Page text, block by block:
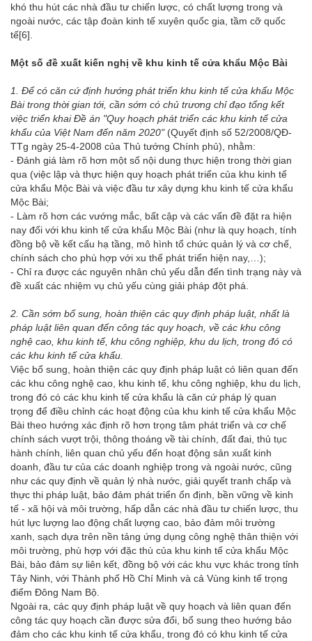
khó thu hút các nhà đầu tư chiến lược, có chất lượng trong và
ngoài nước, các tập đoàn kinh tế xuyên quốc gia, tầm cỡ quốc
tế[6]
Một số đề xuất kiến nghị về khu kinh tế cửa khẩu Mộc Bài
1. Để có căn cứ định hướng phát triển khu kinh tế cửa khẩu Mộc
Bài trong thời gian tới, cần sớm có chủ trương chỉ đạo tổng kết
việc triển khai Đề án "Quy hoạch phát triển các khu kinh tế cửa
khẩu của Việt Nam đến năm 2020"(Quyết định số 52/2008/QĐ-
TTg ngày 25-4-2008 của Thủ tướng Chính phủ), nhằm:
- Đánh giá làm rõ hơn một số nội dung thực hiện trong thời gian
qua (việc lập và thực hiện quy hoạch phát triển của khu kinh tế
cửa khẩu Mộc Bài và việc đầu tư xây dựng khu kinh tế cửa khẩu
Mộc Bài;
- Làm rõ hơn các vướng mắc, bất cập và các vấn đề đặt ra hiện
nay đối với khu kinh tế cửa khẩu Mộc Bài (như là quy hoạch, tính
đồng bộ về kết cấu hạ tầng, mô hình tổ chức quản lý và cơ chế,
chính sách cho phù hợp với xu thế phát triển hiện nay,…);
- Chỉ ra được các nguyên nhân chủ yếu dẫn đến tình trạng này và
đề xuất các nhiệm vụ chủ yếu cùng giải pháp đột phá.
2. Cần sớm bổ sung, hoàn thiện các quy định pháp luật, nhất là
pháp luật liên quan đến công tác quy hoạch, về các khu công
nghệ cao, khu kinh tế, khu công nghiệp, khu du lịch, trong đó có
các khu kinh tế cửa khẩu.
Việc bổ sung, hoàn thiện các quy định pháp luật có liên quan đến
các khu công nghệ cao, khu kinh tế, khu công nghiệp, khu du lịch,
trong đó có các khu kinh tế cửa khẩu là căn cứ pháp lý quan
trọng để điều chỉnh các hoạt động của khu kinh tế cửa khẩu Mộc
Bài theo hướng xác định rõ hơn trọng tâm phát triển và cơ chế
chính sách vượt trội, thông thoáng về tài chính, đất đai, thủ tục
hành chính, liên quan chủ yếu đến hoạt động sản xuất kinh
doanh, đầu tư của các doanh nghiệp trong và ngoài nước, cũng
như các quy định về quản lý nhà nước, giải quyết tranh chấp và
thực thi pháp luật, bảo đảm phát triển ổn định, bền vững về kinh
tế - xã hội và môi trường, hấp dẫn các nhà đầu tư chiến lược, thu
hút lực lượng lao động chất lượng cao, bảo đảm môi trường
xanh, sạch dựa trên nền tảng ứng dụng công nghệ thân thiện với
môi trường, phù hợp với đặc thù của khu kinh tế cửa khẩu Mộc
Bài, bảo đảm sự liên kết, đồng bộ với các khu vực khác trong tỉnh
Tây Ninh, với Thành phố Hồ Chí Minh và cả Vùng kinh tế trọng
điểm Đông Nam Bộ.
Ngoài ra, các quy định pháp luật về quy hoạch và liên quan đến
công tác quy hoạch cần được sửa đổi, bổ sung theo hướng bảo
đảm cho các khu kinh tế cửa khẩu, trong đó có khu kinh tế cửa